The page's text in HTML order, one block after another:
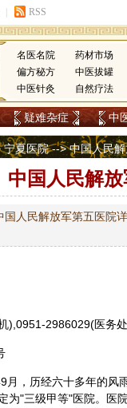
名医名院 药材市场
偏方秘方
中医拔罐
中医针灸
自然疗法
疑难杂症 中
宁夏医院--> 中国人民
中国人民解
人民解放军第五医院
),0951-2986029(医务
月，历经六十多年的风
为"三级甲等"医院。